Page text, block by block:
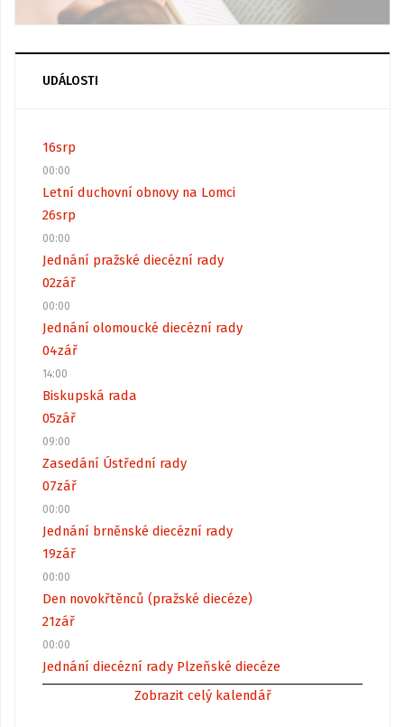
UDÁLOSTI
16srp
00:00
Letní duchovní obnovy na Lomci
26srp
00:00
Jednání pražské diecézní rady
02zář
00:00
Jednání olomoucké diecézní rady
04zář
14:00
Biskupská rada
05zář
09:00
Zasedání Ústřední rady
07zář
00:00
Jednání brněnské diecézní rady
19zář
00:00
Den novokřtěnců (pražské diecéze)
21zář
00:00
Jednání diecézní rady Plzeňské diecéze
Zobrazit celý kalendář